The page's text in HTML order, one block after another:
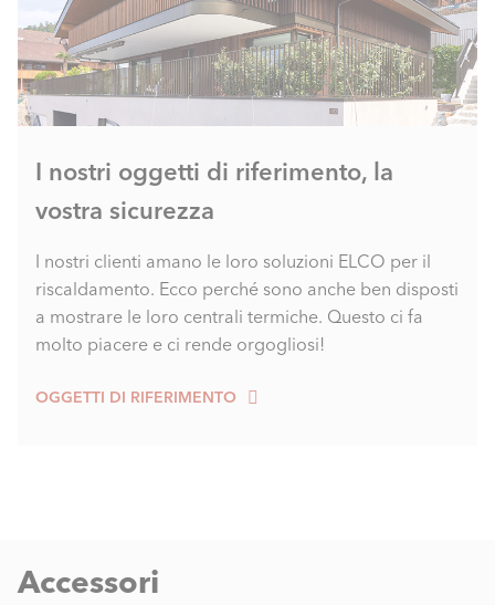
I nostri oggetti di riferimento, la
vostra sicurezza
I nostri clienti amano le loro soluzioni ELCO per il
riscaldamento. Ecco perché sono anche ben disposti
a mostrare le loro centrali termiche. Questo ci fa
molto piacere e ci rende orgogliosi!
OGGETTI DI RIFERIMENTO
Accessori